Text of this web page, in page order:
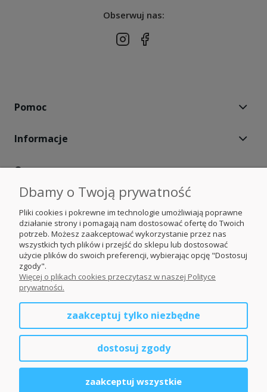
Obserwuj nas:
Pomoc
Informacje
O nas
Moje konto
Obserwuj nas
Nasze portale
Ogrodzenia Śląsk
Ogrodzenia Małopolskie
Ogrodzenia Opolskie
Dbamy o Twoją prywatność
Pliki cookies i pokrewne im technologie umożliwiają poprawne
działanie strony i pomagają nam dostosować ofertę do Twoich
potrzeb. Możesz zaakceptować wykorzystanie przez nas
wszystkich tych plików i przejść do sklepu lub dostosować
użycie plików do swoich preferencji, wybierając opcję "Dostosuj
zgody".
Więcej o plikach cookies przeczytasz w naszej Polityce
prywatności.
zaakceptuj tylko niezbędne
dostosuj zgody
zaakceptuj wszystkie